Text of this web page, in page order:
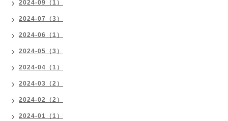
2024-09（1）
2024-07（3）
2024-06（1）
2024-05（3）
2024-04（1）
2024-03（2）
2024-02（2）
2024-01（1）